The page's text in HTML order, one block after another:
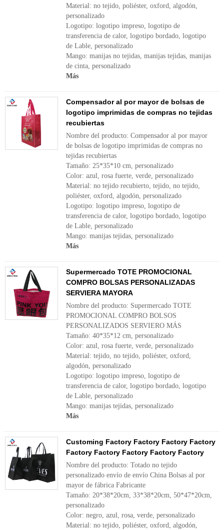
Material: no tejido, poliéster, oxford, algodón,
personalizado
Logotipo: logotipo impreso, logotipo de
transferencia de calor, logotipo bordado, logotipo
de Lable, personalizado
Mango: manijas no tejidas, manijas tejidas, manijas
de cinta, personalizado
Más
Compensador al por mayor de bolsas de
logotipo imprimidas de compras no tejidas
recubiertas
Nombre del producto: Compensador al por mayor
de bolsas de logotipo imprimidas de compras no
tejidas recubiertas
Tamaño: 25*35*10 cm, personalizado
Color: azul, rosa fuerte, verde, personalizado
Material: no tejido recubierto, tejido, no tejido,
poliéster, oxford, algodón, personalizado
Logotipo: logotipo impreso, logotipo de
transferencia de calor, logotipo bordado, logotipo
de Lable, personalizado
Mango: manijas tejidas, personalizado
Más
Supermercado TOTE PROMOCIONAL
COMPRO BOLSAS PERSONALIZADAS
SERVIERA MAYORA
Nombre del producto: Supermercado TOTE
PROMOCIONAL COMPRO BOLSOS
PERSONALIZADOS SERVIERO MÁS
Tamaño: 40*35*12 cm, personalizado
Color: azul, rosa fuerte, verde, personalizado
Material: tejido, no tejido, poliéster, oxford,
algodón, personalizado
Logotipo: logotipo impreso, logotipo de
transferencia de calor, logotipo bordado, logotipo
de Lable, personalizado
Mango: manijas tejidas, personalizado
Más
Customing Factory Factory Factory Factory
Factory Factory Factory Factory Factory
Nombre del producto: Totado no tejido
personalizado envío de envío China Bolsas al por
mayor de fábrica Fabricante
Tamaño: 20*38*20cm, 33*38*20cm, 50*47*20cm,
personalizado
Color: negro, azul, rosa, verde, personalizado
Material: no tejido, poliéster, oxford, algodón,